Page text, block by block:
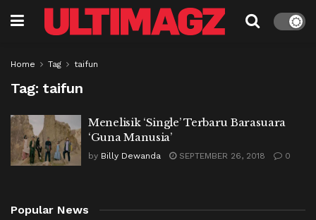
Home Tag taifun
Tag: taifun
Menelisik ‘Single’ Terbaru Barasuara
‘Guna Manusia’
by Billy Dewanda SEPTEMBER 26, 2018 0
Popular News